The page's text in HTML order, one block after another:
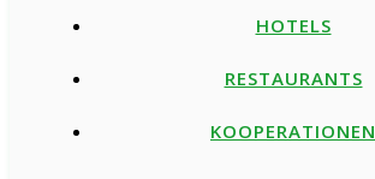
HOTELS
RESTAURANTS
KOOPERATIONEN